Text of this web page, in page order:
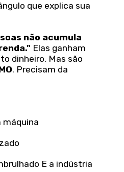
que explica sua
não acumula
Elas ganham
dinheiro. Mas são
. Precisam da
máquina
E a indústria